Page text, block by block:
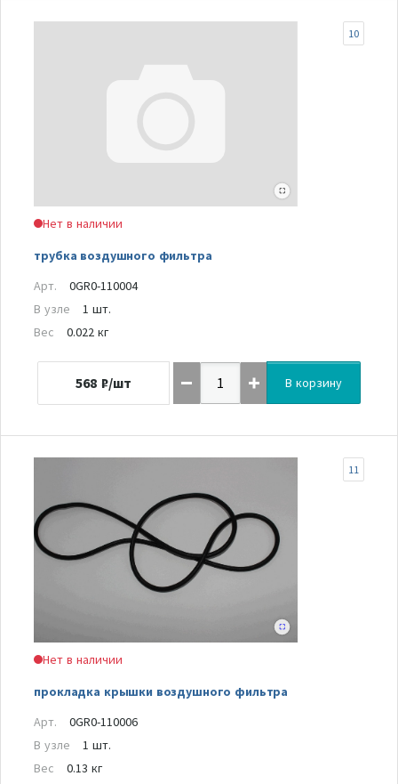
Нет в наличии
трубка воздушного фильтра
10
Арт.
0GR0-110004
В узле
1 шт.
Вес
0.022 кг
568 ₽/шт В корзину
Нет в наличии
прокладка крышки воздушного фильтра
11
Арт.
0GR0-110006
В узле
1 шт.
Вес
0.13 кг